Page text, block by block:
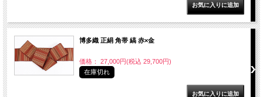
博多織 正絹 角帯 縞 赤×金
価格： 27,000円(税込 29,700円)
在庫切れ